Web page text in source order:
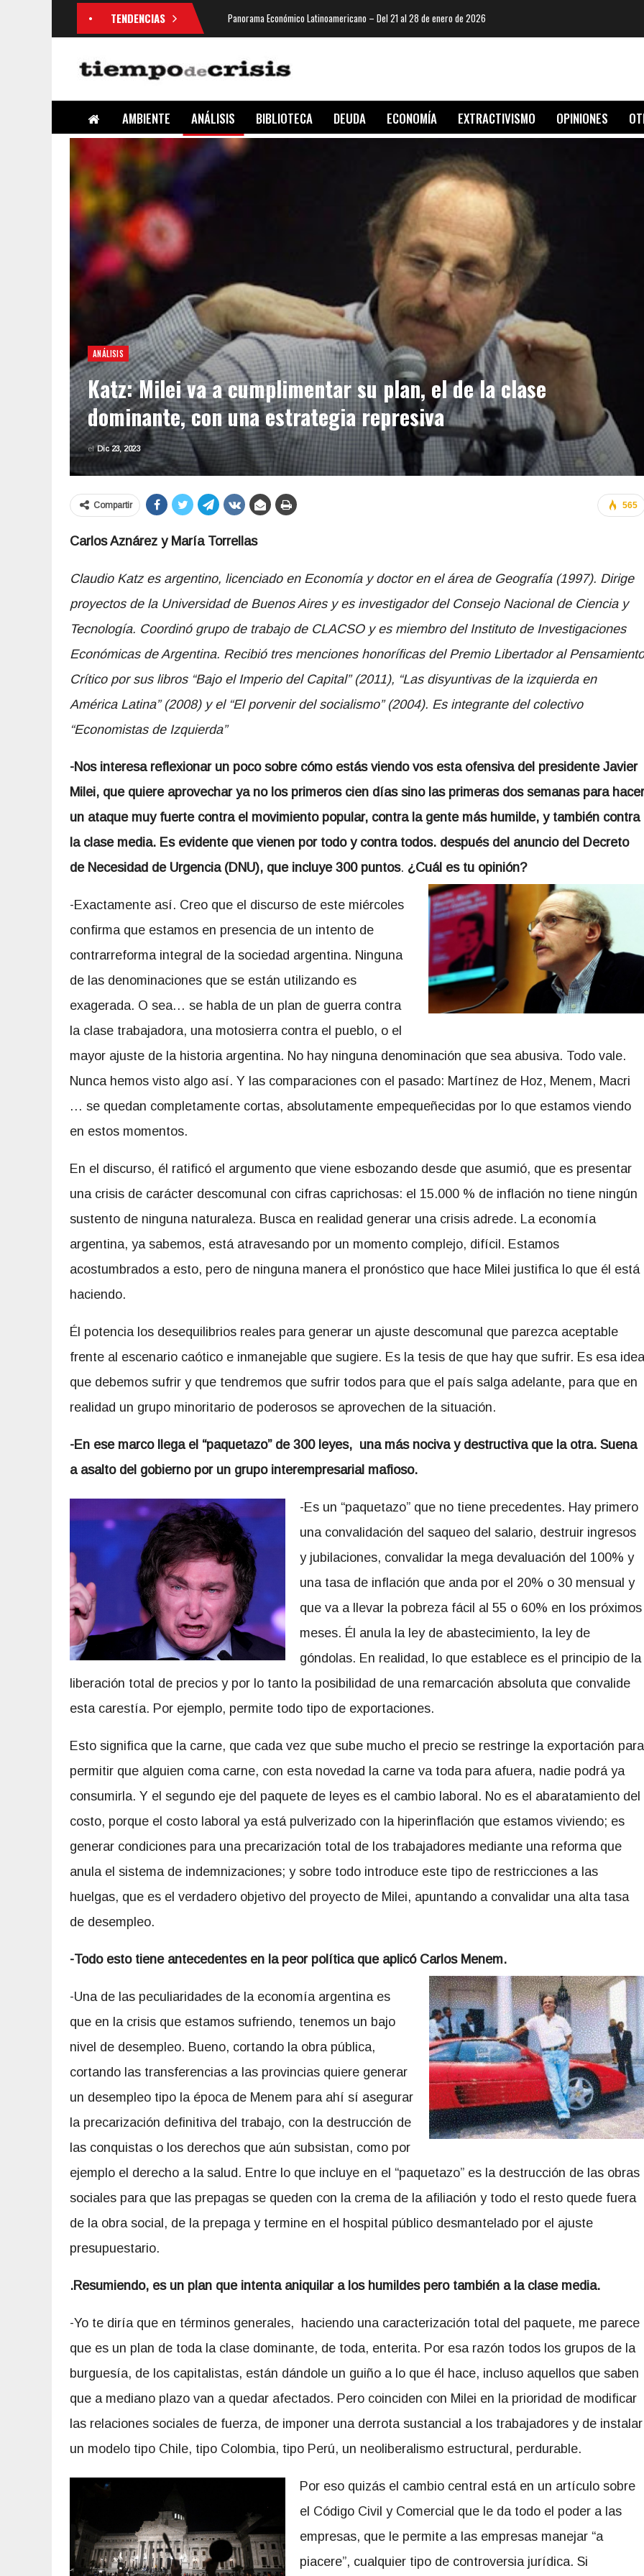
TENDENCIAS Panorama Económico Latinoamericano – Del 21 al 28 de enero de 2026
AMBIENTE ANÁLISIS BIBLIOTECA DEUDA ECONOMÍA EXTRACTIVISMO OPINIONES
ANÁLISIS
Katz: Milei va a cumplimentar su plan, el de la clase
dominante, con una estrategia represiva
elDic 23, 2023
565
Compartir
Carlos Aznárez y María Torrellas
Claudio Katz es argentino, licenciado en Economía y doctor en el área de Geografía (1997). Dirige
proyectos de la Universidad de Buenos Aires y es investigador del Consejo Nacional de Ciencia y
Tecnología. Coordinó grupo de trabajo de CLACSO y es miembro del Instituto de Investigaciones
Económicas de Argentina. Recibió tres menciones honoríficas del Premio Libertador al Pensamiento
Crítico por sus libros “Bajo el Imperio del Capital” (2011), “Las disyuntivas de la izquierda en
América Latina” (2008) y el “El porvenir del socialismo” (2004). Es integrante del colectivo
“Economistas de Izquierda”
-Nos interesa reflexionar un poco sobre cómo estás viendo vos esta ofensiva del presidente Javier
Milei, que quiere aprovechar ya no los primeros cien días sino las primeras dos semanas para hacer
un ataque muy fuerte contra el movimiento popular, contra la gente más humilde, y también contra
la clase media. Es evidente que vienen por todo y contra todos. después del anuncio del Decreto
de Necesidad de Urgencia (DNU), que incluye 300 puntos. ¿Cuál es tu opinión?
-Exactamente así. Creo que el discurso de este miércoles
confirma que estamos en presencia de un intento de
contrarreforma integral de la sociedad argentina. Ninguna
de las denominaciones que se están utilizando es
exagerada. O sea… se habla de un plan de guerra contra
la clase trabajadora, una motosierra contra el pueblo, o el
mayor ajuste de la historia argentina. No hay ninguna denominación que sea abusiva. Todo vale.
Nunca hemos visto algo así. Y las comparaciones con el pasado: Martínez de Hoz, Menem, Macri
… se quedan completamente cortas, absolutamente empequeñecidas por lo que estamos viendo
en estos momentos.
En el discurso, él ratificó el argumento que viene esbozando desde que asumió, que es presentar
una crisis de carácter descomunal con cifras caprichosas: el 15.000 % de inflación no tiene ningún
sustento de ninguna naturaleza. Busca en realidad generar una crisis adrede. La economía
argentina, ya sabemos, está atravesando por un momento complejo, difícil. Estamos
acostumbrados a esto, pero de ninguna manera el pronóstico que hace Milei justifica lo que él está
haciendo.
Él potencia los desequilibrios reales para generar un ajuste descomunal que parezca aceptable
frente al escenario caótico e inmanejable que sugiere. Es la tesis de que hay que sufrir. Es esa idea
que debemos sufrir y que tendremos que sufrir todos para que el país salga adelante, para que en
realidad un grupo minoritario de poderosos se aprovechen de la situación.
-En ese marco llega el “paquetazo” de 300 leyes, una más nociva y destructiva que la otra. Suena
a asalto del gobierno por un grupo interempresarial mafioso.
-Es un “paquetazo” que no tiene precedentes. Hay primero
una convalidación del saqueo del salario, destruir ingresos
y jubilaciones, convalidar la mega devaluación del 100% y
una tasa de inflación que anda por el 20% o 30 mensual y
que va a llevar la pobreza fácil al 55 o 60% en los próximos
meses. Él anula la ley de abastecimiento, la ley de
góndolas. En realidad, lo que establece es el principio de la
liberación total de precios y por lo tanto la posibilidad de una remarcación absoluta que convalide
esta carestía. Por ejemplo, permite todo tipo de exportaciones.
Esto significa que la carne, que cada vez que sube mucho el precio se restringe la exportación para
permitir que alguien coma carne, con esta novedad la carne va toda para afuera, nadie podrá ya
consumirla. Y el segundo eje del paquete de leyes es el cambio laboral. No es el abaratamiento del
costo, porque el costo laboral ya está pulverizado con la hiperinflación que estamos viviendo; es
generar condiciones para una precarización total de los trabajadores mediante una reforma que
anula el sistema de indemnizaciones; y sobre todo introduce este tipo de restricciones a las
huelgas, que es el verdadero objetivo del proyecto de Milei, apuntando a convalidar una alta tasa
de desempleo.
-Todo esto tiene antecedentes en la peor política que aplicó Carlos Menem.
-Una de las peculiaridades de la economía argentina es
que en la crisis que estamos sufriendo, tenemos un bajo
nivel de desempleo. Bueno, cortando la obra pública,
cortando las transferencias a las provincias quiere generar
un desempleo tipo la época de Menem para ahí sí asegurar
la precarización definitiva del trabajo, con la destrucción de
las conquistas o los derechos que aún subsistan, como por
ejemplo el derecho a la salud. Entre lo que incluye en el “paquetazo” es la destrucción de las obras
sociales para que las prepagas se queden con la crema de la afiliación y todo el resto quede fuera
de la obra social, de la prepaga y termine en el hospital público desmantelado por el ajuste
presupuestario.
.Resumiendo, es un plan que intenta aniquilar a los humildes pero también a la clase media.
-Yo te diría que en términos generales, haciendo una caracterización total del paquete, me parece
que es un plan de toda la clase dominante, de toda, enterita. Por esa razón todos los grupos de la
burguesía, de los capitalistas, están dándole un guiño a lo que él hace, incluso aquellos que saben
que a mediano plazo van a quedar afectados. Pero coinciden con Milei en la prioridad de modificar
las relaciones sociales de fuerza, de imponer una derrota sustancial a los trabajadores y de instalar
un modelo tipo Chile, tipo Colombia, tipo Perú, un neoliberalismo estructural, perdurable.
Por eso quizás el cambio central está en un artículo sobre
el Código Civil y Comercial que le da todo el poder a las
empresas, que le permite a las empresas manejar “a
piacere”, cualquier tipo de controversia jurídica. Si